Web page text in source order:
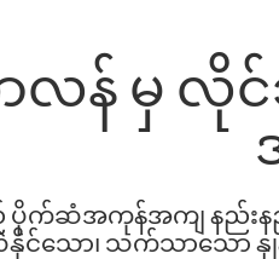
န် မှ လိုင်
ပိုက်ဆံအကုန်အကျ နည်းနည်
နိုင်သော၊ သက်သာသော နှု